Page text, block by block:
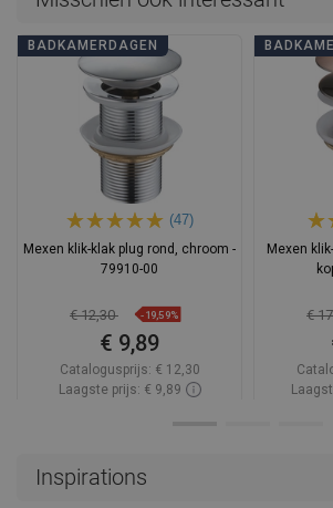
BADKAMERDAGEN
(47)
Mexen klik-klak plug rond, chroom -
79910-00
€ 12,30 -19,59%
€ 9,89
Catalogusprijs: € 12,30
Laagste prijs: € 9,89
Mexen
€
Inspirations